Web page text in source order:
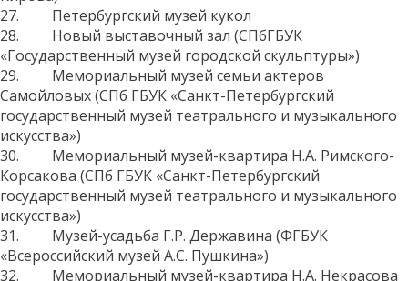
27. Петербургский музей кукол
28. Новый выставочный зал (СПбГБУК
«Государственный музей городской скульптуры»)
29. Мемориальный музей семьи актеров
Самойловых (СПб ГБУК «Санкт-Петербургский
государственный музей театрального и музыкального
искусства»)
30. Мемориальный музей-квартира Н.А. Римского-
Корсакова (СПб ГБУК «Санкт-Петербургский
государственный музей театрального и музыкального
искусства»)
31. Музей-усадьба Г.Р. Державина (ФГБУК
«Всероссийский музей А.С. Пушкина»)
32. Мемориальный музей-квартира Н.А. Некрасова